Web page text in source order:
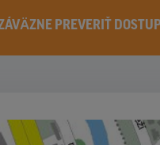
PREVERIŤ